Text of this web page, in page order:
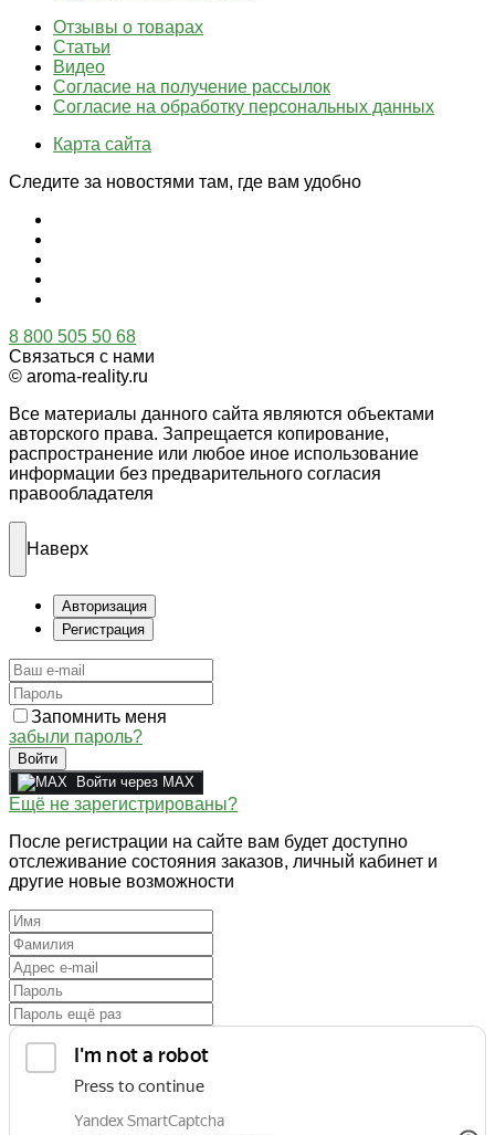
Отзывы о товарах
Статьи
Видео
Согласие на получение рассылок
Согласие на обработку персональных данных
Карта сайта
Следите за новостями там, где вам удобно
8 800 505 50 68
Связаться с нами
© aroma-reality.ru
Все материалы данного сайта являются объектами
авторского права. Запрещается копирование,
распространение или любое иное использование
информации без предварительного согласия
правообладателя
Наверх
Авторизация
Регистрация
Запомнить меня
забыли пароль?
Войти
Войти через MAX
Ещё не зарегистрированы?
После регистрации на сайте вам будет доступно
отслеживание состояния заказов, личный кабинет и
другие новые возможности